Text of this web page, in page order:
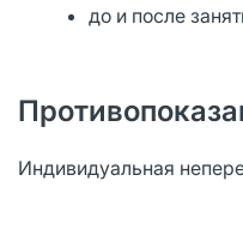
до и после
Индивидуальная